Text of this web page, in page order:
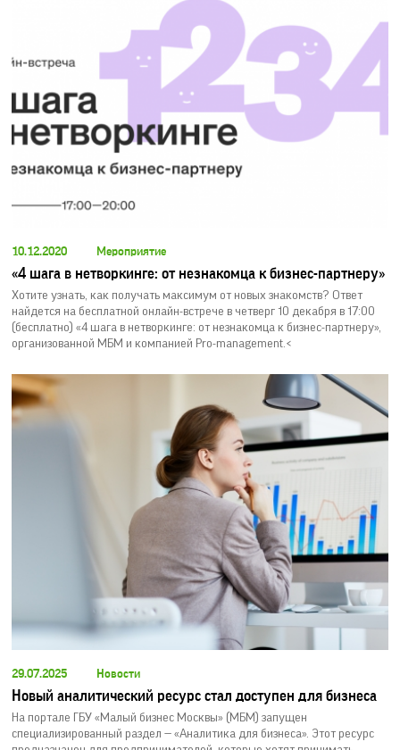
10.12.2020 Мероприятие
«4 шага в нетворкинге: от незнакомца к бизнес-партнеру»
Хотите узнать, как получать максимум от новых знакомств? Ответ
найдется на бесплатной онлайн-встрече в четверг 10 декабря в 17:00
(бесплатно) «4 шага в нетворкинге: от незнакомца к бизнес-партнеру»,
организованной МБМ и компанией Pro-management.<
29.07.2025 Новости
Новый аналитический ресурс стал доступен для бизнеса
На портале ГБУ «Малый бизнес Москвы» (МБМ) запущен
специализированный раздел — «Аналитика для бизнеса». Этот ресурс